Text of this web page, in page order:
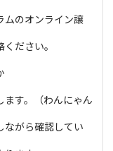
ムのオンライン譲
ください。
す。（わんにゃん
がら確認してい